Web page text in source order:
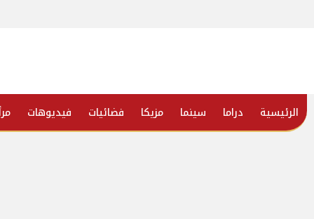
الرئيسية دراما سينما مزيكا فضائيات فيديوهات